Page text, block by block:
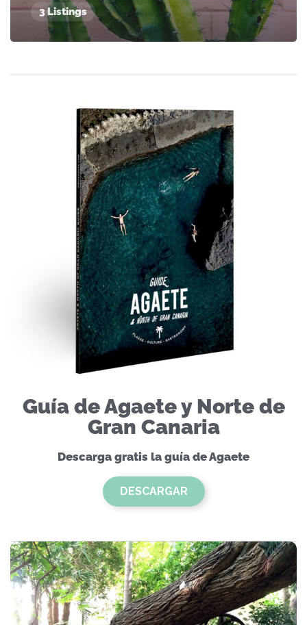
3 Listings
Guía de Agaete y Norte de
Gran Canaria
Descarga gratis la guía de Agaete
DESCARGAR